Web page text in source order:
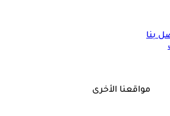
بنا
مواقعنا الأخرى